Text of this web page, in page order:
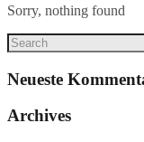
Sorry, nothing found
Neueste
Archives